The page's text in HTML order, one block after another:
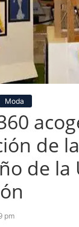
Moda
de
de la
pm